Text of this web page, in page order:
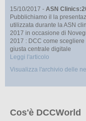
15/10/2017 - ASN
Pubblichiamo il la
utilizzata durante la ASN
2017 in occasione di
2017 : DCC come scegliere
giusta centrale digitale
Leggi l'articolo
Visualizza l'archivio delle
Cos'è DCCWorld